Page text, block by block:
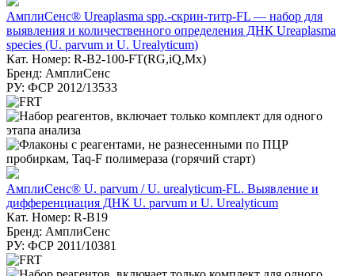
АмплиСенс® Ureaplasma spp.-скрин-титр-FL — набор для
выявления и количественного определения ДНК Ureaplasma
species (U. parvum и U. Urealyticum)
Кат. Номер: R-B2-100-FT(RG,iQ,Mx)
Бренд: АмплиСенс
РУ: ФСР 2012/13533
АмплиСенс® U. parvum / U. urealyticum-FL. Выявление и
дифференциация ДНК U. parvum и U. Urealyticum
Кат. Номер: R-B19
Бренд: АмплиСенс
РУ: ФСР 2011/10381